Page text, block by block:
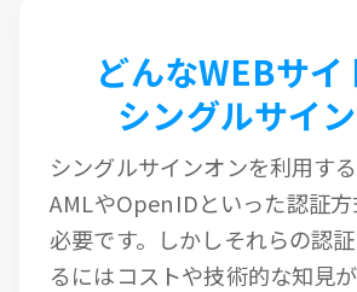
どんなWEBサイ
シングルサイ
シングルサインオンを利用す
AMLやOpenIDといった認証
必要です。しかしそれらの認
るにはコストや技術的な知見が